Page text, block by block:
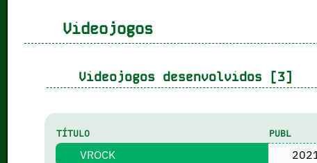
Videojogos
Videojogos desenvolvidos [3]
TÍTULO PUBL
VROCK